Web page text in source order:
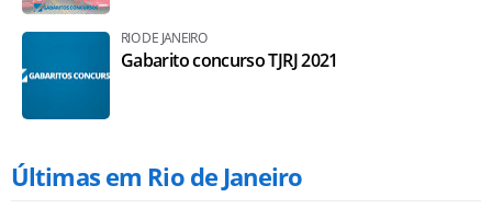
RIO DE JANEIRO
Gabarito concurso TJRJ 2021
Últimas em Rio de Janeiro